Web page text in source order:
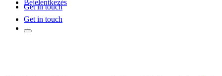
Bejelentkezés
Get in touch
Get in touch